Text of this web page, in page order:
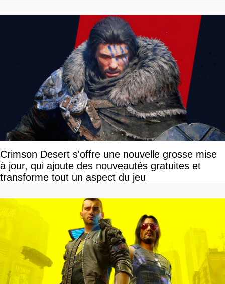
Crimson Desert s'offre une nouvelle grosse mise
à jour, qui ajoute des nouveautés gratuites et
transforme tout un aspect du jeu